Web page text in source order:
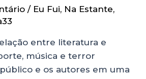
/ Eu Fui, Na Estante,
entre literatura e
música e terror
e os autores em uma